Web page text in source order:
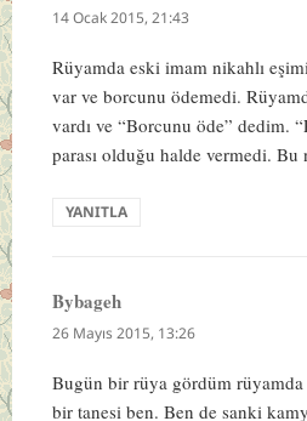
ki:
14 Ocak 2015, 21:43
Rüyamda eski imam nikahlı
var ve borcunu ödemedi.
vardı ve “Borcunu öde” dedim.
parası olduğu halde vermedi. Bu
YANITLA
Bybagehdedi
ki:
26 Mayıs 2015, 13:26
Bugün bir rüya gördüm
bir tanesi ben. Ben de sanki